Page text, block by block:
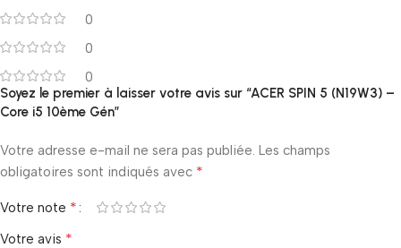
0
0
0
Soyez le premier à laisser votre avis sur “ACER SPIN 5 (N19W3) –
Core i5 10ème Gén”
Votre adresse e-mail ne sera pas publiée. Les champs
obligatoires sont indiqués avec *
Votre note *
Votre avis *